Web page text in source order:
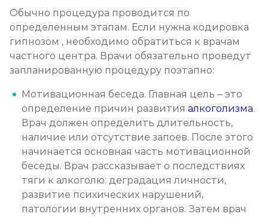
Социализация алкоголиков
от 1 000 ₽/сеанс Записаться
Обычно процедура проводится по
определенным этапам. Если нужна кодировка
гипнозом , необходимо обратиться к врачам
частного центра. Врачи обязательно проведут
запланированную процедуру поэтапно:
Мотивационная беседа. Главная цель – это
определение причин развития алкоголизма.
Врач должен определить длительность,
наличие или отсутствие запоев. После этого
начинается основная часть мотивационной
беседы. Врач рассказывает о последствиях
тяги к алкоголю: деградация личности,
развитие психических нарушений,
патологии внутренних органов. Затем врач